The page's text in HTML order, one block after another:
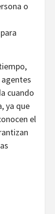
o
cuando
ya que
el